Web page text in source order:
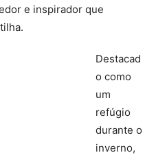
e inspirador que
Destacad
o como
um
refúgio
durante o
inverno,